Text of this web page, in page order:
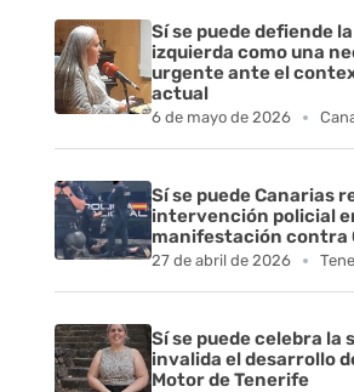
Sí se puede defiende
izquierda como una
urgente ante el
actual
6 de mayo de 2026
Sí se puede Canarias
intervención policial
manifestación contra
27 de abril de 2026
Sí se puede celebra la
invalida el desarrollo
Motor de Tenerife